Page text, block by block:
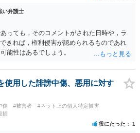
い弁護士
っても，そのコメントがされた日時や，ラ
きれば，権利侵害が認められるものであれ
能性はあるでしょう。
使用した誹謗中傷、悪用に対す
傷 #被害者
#ネット上の個人特定被害
損
役にたった 1